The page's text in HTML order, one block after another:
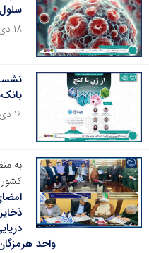
۱۸ دی ۱۴۰۳
۱۶ دی ۱۴۰۳
به
کشور
واحد